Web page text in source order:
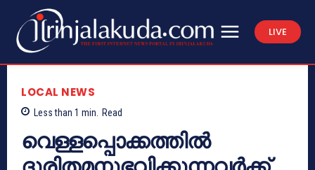
LIVE
LOCAL NEWS
Less than 1 min. Read
വെള്ളപ്പൊക്കത്തില്‍